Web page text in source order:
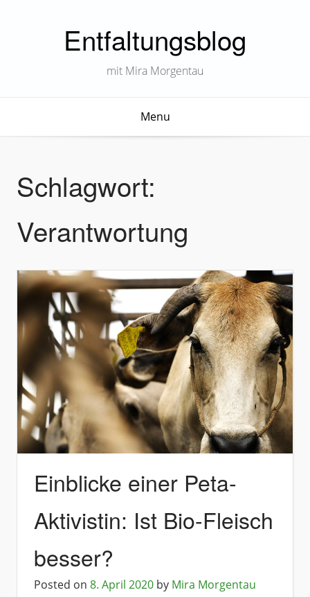
Entfaltungsblog
mit Mira Morgentau
Menu
Schlagwort:
Verantwortung
Einblicke einer Peta-
Aktivistin: Ist Bio-Fleisch
besser?
Posted on 8. April 2020 by Mira Morgentau